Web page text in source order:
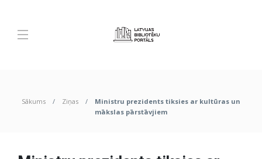
Sākums Ziņas
Ministru prezidents tiksies ar kultūras un
mākslas pārstāvjiem